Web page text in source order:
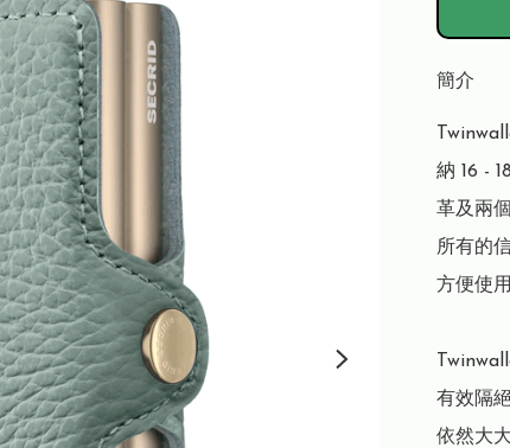
簡介
納 16 -
革及兩
所有的
方便使用
有效隔
依然大